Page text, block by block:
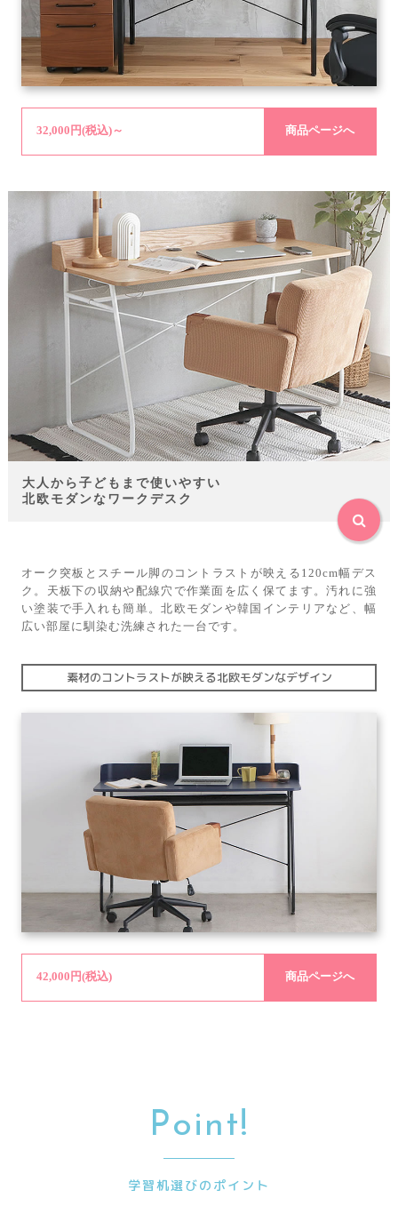
32,000円(税込)～ 商品ページへ
大人から子どもまで使いやすい
北欧モダンなワークデスク
オーク突板とスチール脚のコントラストが映える120cm幅デス
ク。天板下の収納や配線穴で作業面を広く保てます。汚れに強
い塗装で手入れも簡単。北欧モダンや韓国インテリアなど、幅
広い部屋に馴染む洗練された一台です。
素材のコントラストが映える北欧モダンなデザイン
42,000円(税込) 商品ページへ
Point!
学習机選びのポイント